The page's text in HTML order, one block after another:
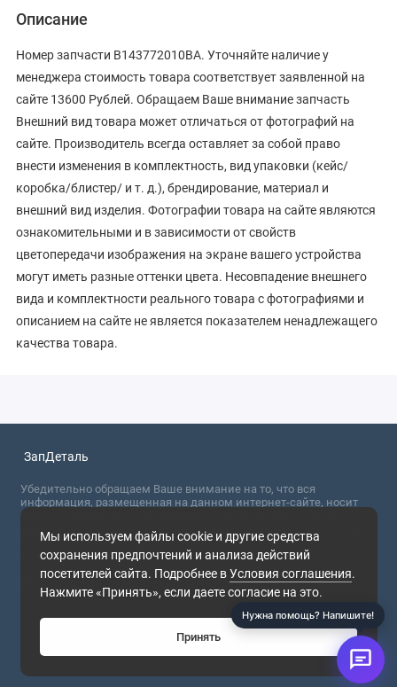
Описание
Номер запчасти B143772010BA. Уточняйте наличие у
менеджера стоимость товара соответствует заявленной на
сайте 13600 Рублей. Обращаем Ваше внимание запчасть
Внешний вид товара может отличаться от фотографий на
сайте. Производитель всегда оставляет за собой право
внести изменения в комплектность, вид упаковки (кейс/
коробка/блистер/ и т. д.), брендирование, материал и
внешний вид изделия. Фотографии товара на сайте являются
ознакомительными и в зависимости от свойств
цветопередачи изображения на экране вашего устройства
могут иметь разные оттенки цвета. Несовпадение внешнего
вида и комплектности реального товара с фотографиями и
описанием на сайте не является показателем ненадлежащего
качества товара.
Мы используем файлы cookie и другие средства
сохранения предпочтений и анализа действий
посетителей сайта. Подробнее вУсловия соглашения.
Нажмите «Принять», если даете согласие на это.
Принять
ЗапДеталь
Убедительно обращаем Ваше внимание на то, что вся
информация, размещенная на данном интернет-сайте, носит
сугубо информационный характер и не являются публичной
офертой, определяемой положениями Статьи 437 (2) ГК РФ. Для
получения точной информации о стоимости товаров,
пожалуйста, обращайтесь в ближайший офис продаж.
2026
Нужна помощь? Напишите!
5% за
в чат